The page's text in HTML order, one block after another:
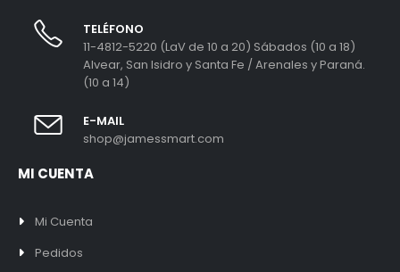
TELÉFONO
11-4812-5220 (LaV de 10 a 20) Sábados (10 a 18)
Alvear, San Isidro y Santa Fe / Arenales y Paraná.
(10 a 14)
E-MAIL
shop@jamessmart.com
MI CUENTA
Mi Cuenta
Pedidos